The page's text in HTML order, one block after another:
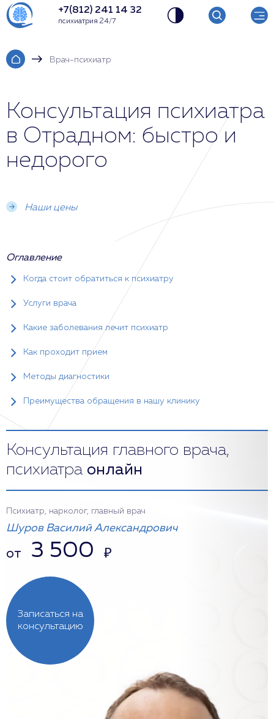
+7(812) 241 14 32
психиатрия 24/7
Врач-психиатр
Консультация психиатра
в Отрадном: быстро и
недорого
Наши цены
Оглавление
Когда стоит обратиться к психиатру
Услуги врача
Какие заболевания лечит психиатр
Как проходит прием
Методы диагностики
Преимущества обращения в нашу клинику
Консультация главного врача,
психиатра онлайн
Записаться на
консультацию
Психиатр, нарколог, главный врач
Шуров Василий Александрович
от 3 500 ₽